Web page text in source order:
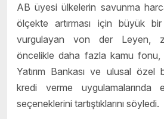
AB üyesi ülkelerin savunma
ölçekte artırması için büyük
vurgulayan von der Leyen,
öncelikle daha fazla kamu
Yatırım Bankası ve ulusal özel
kredi verme uygulamalarında
seçeneklerini tartıştıklarını söyledi.